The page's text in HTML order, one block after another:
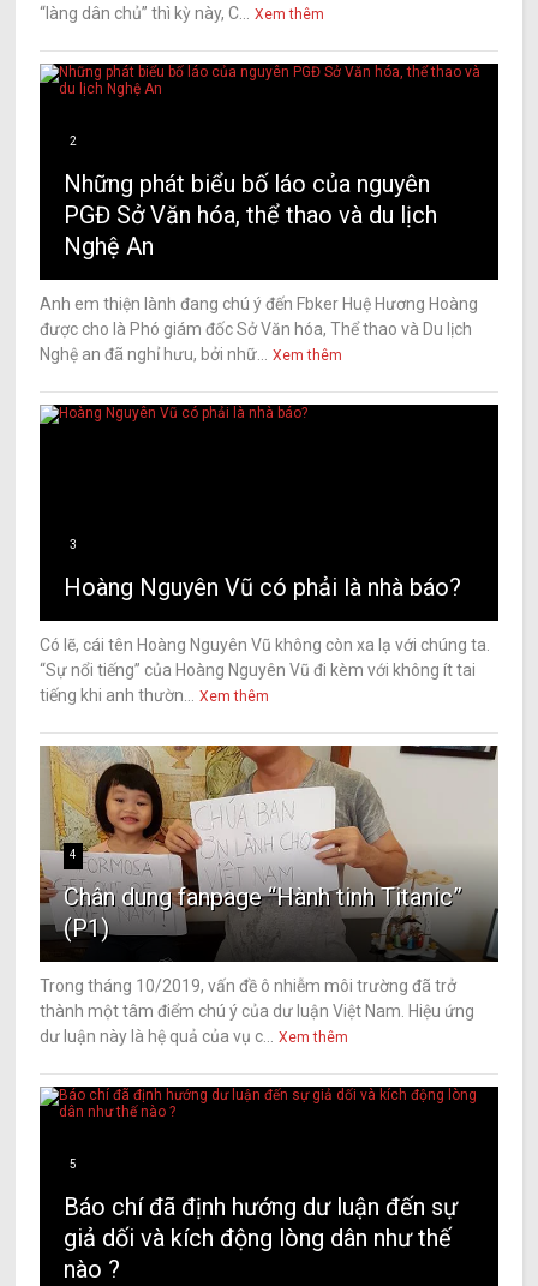
“làng dân chủ” thì kỳ này, C...
Xem thêm
2
Những phát biểu bố láo của nguyên
PGĐ Sở Văn hóa, thể thao và du lịch
Nghệ An
Anh em thiện lành đang chú ý đến Fbker Huệ Hương Hoàng
được cho là Phó giám đốc Sở Văn hóa, Thể thao và Du lịch
Nghệ an đã nghỉ hưu, bởi nhữ...
Xem thêm
3
Hoàng Nguyên Vũ có phải là nhà báo?
Có lẽ, cái tên Hoàng Nguyên Vũ không còn xa lạ với chúng ta.
“Sự nổi tiếng” của Hoàng Nguyên Vũ đi kèm với không ít tai
tiếng khi anh thườn...
Xem thêm
4
Chân dung fanpage “Hành tinh Titanic”
(P1)
Trong tháng 10/2019, vấn đề ô nhiễm môi trường đã trở
thành một tâm điểm chú ý của dư luận Việt Nam. Hiệu ứng
dư luận này là hệ quả của vụ c...
Xem thêm
5
Báo chí đã định hướng dư luận đến sự
giả dối và kích động lòng dân như thế
nào ?